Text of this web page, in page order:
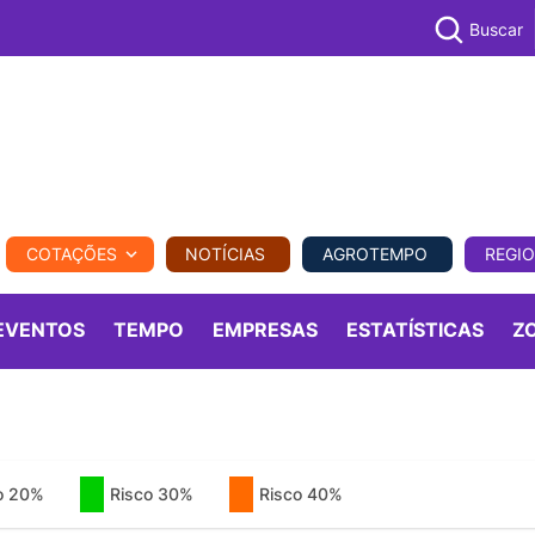
REGIONAL COMERCIAL AGROVIAGENS
Buscar
COTAÇÕES NOTÍCIAS AGROTEMPO
TEMPO EMPRESAS ESTATÍSTICAS
20% Risco 30% Risco 40%